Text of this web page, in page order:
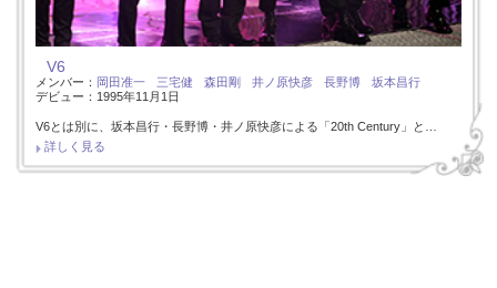
V6
メンバー： 岡田准一 三宅健 森田剛 井ノ原快彦 長野博
坂本昌行
デビュー：1995年11月1日
V6とは別に、坂本昌行・長野博・井ノ原快彦による「20th Century」と…
詳しく見る